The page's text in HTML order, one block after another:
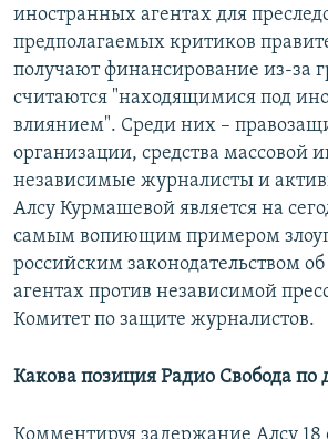
иностранных агентах для
предполагаемых критиков
получают финансирование из-за
считаются "находящимися под
влиянием". Среди них –
организации, средства массовой
независимые журналисты и
Алсу Курмашевой является на
самым вопиющим примером
российским законодательством
агентах против независимой
Комитет по защите журналистов.
Какова позиция Радио Свобода по